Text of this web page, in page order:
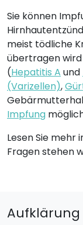
Sie können
meist tödliche
übertragen
(Hepatitis A und
(Varizellen),
Impfung
Lesen Sie mehr
Fragen stehen